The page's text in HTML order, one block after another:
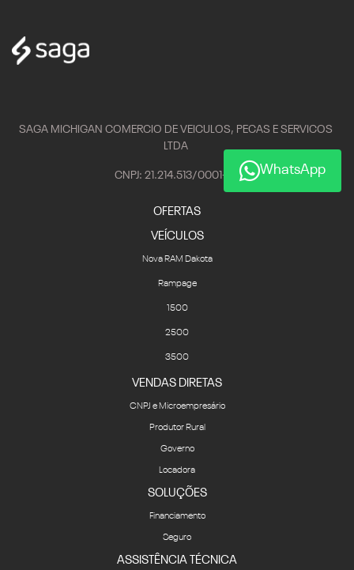
SAGA MICHIGAN COMERCIO DE VEICULOS, PECAS E SERVICOS
LTDA
CNPJ: 21.214.513/0001-75
OFERTAS
VEÍCULOS
Nova RAM Dakota
Rampage
1500
2500
3500
VENDAS DIRETAS
CNPJ e Microempresário
Produtor Rural
Governo
Locadora
SOLUÇÕES
Financiamento
Seguro
ASSISTÊNCIA TÉCNICA
WhatsApp